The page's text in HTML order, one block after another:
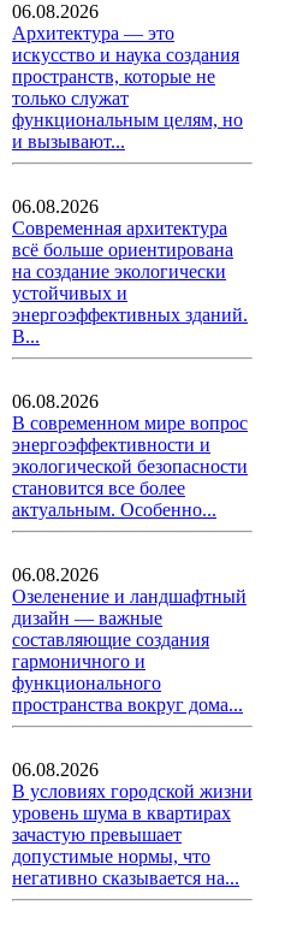
06.08.2026
Архитектура — это
искусство и наука создания
пространств, которые не
только служат
функциональным целям, но
и вызывают...
06.08.2026
Современная архитектура
всё больше ориентирована
на создание экологически
устойчивых и
энергоэффективных зданий.
В...
06.08.2026
В современном мире вопрос
энергоэффективности и
экологической безопасности
становится все более
актуальным. Особенно...
06.08.2026
Озеленение и ландшафтный
дизайн — важные
составляющие создания
гармоничного и
функционального
пространства вокруг дома...
06.08.2026
В условиях городской жизни
уровень шума в квартирах
зачастую превышает
допустимые нормы, что
негативно сказывается на...